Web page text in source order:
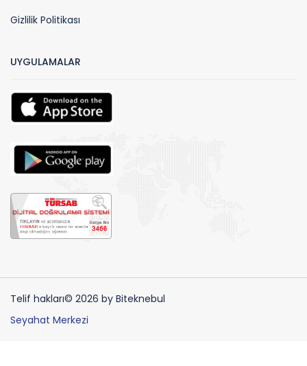
Gizlilik Politikası
UYGULAMALAR
Telif hakları© 2026 by Biteknebul
Seyahat Merkezi